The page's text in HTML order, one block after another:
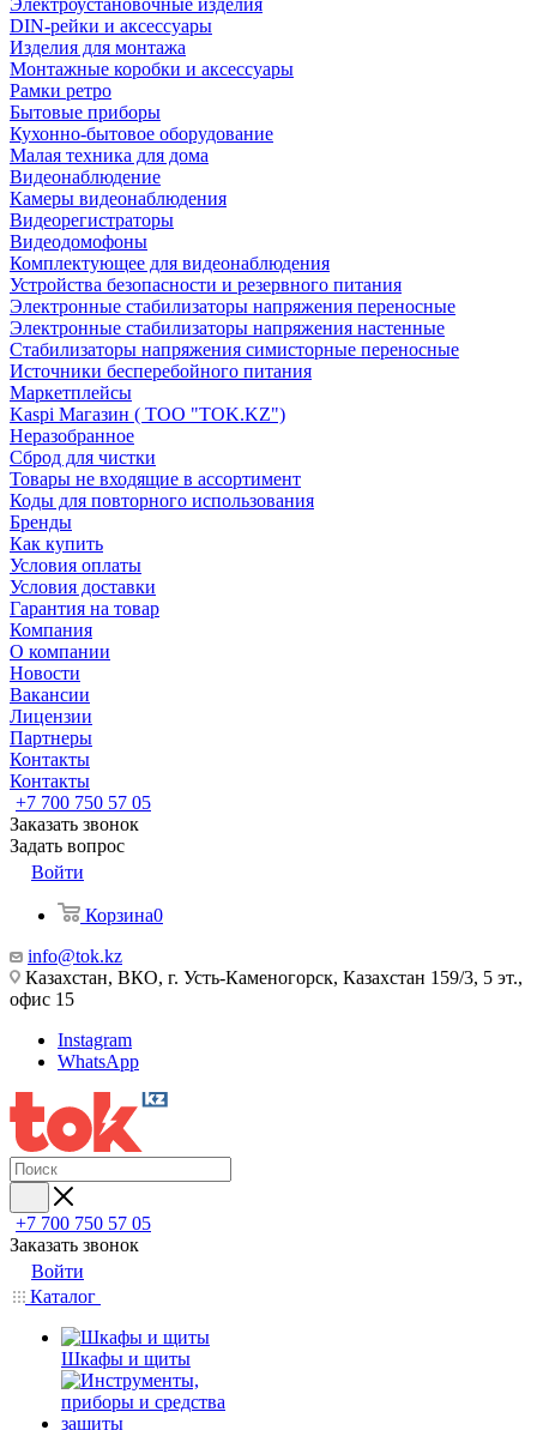
Электроустановочные изделия
DIN-рейки и аксессуары
Изделия для монтажа
Монтажные коробки и аксессуары
Рамки ретро
Бытовые приборы
Кухонно-бытовое оборудование
Малая техника для дома
Видеонаблюдение
Камеры видеонаблюдения
Видеорегистраторы
Видеодомофоны
Комплектующее для видеонаблюдения
Устройства безопасности и резервного питания
Электронные стабилизаторы напряжения переносные
Электронные стабилизаторы напряжения настенные
Стабилизаторы напряжения симисторные переносные
Источники бесперебойного питания
Маркетплейсы
Kaspi Магазин ( ТОО "TOK.KZ")
Неразобранное
Сброд для чистки
Товары не входящие в ассортимент
Коды для повторного использования
Бренды
Как купить
Условия оплаты
Условия доставки
Гарантия на товар
Компания
О компании
Новости
Вакансии
Лицензии
Партнеры
Контакты
Контакты
+7 700 750 57 05
Заказать звонок
Задать вопрос
Войти
Корзина0
info@tok.kz
Казахстан, ВКО, г. Усть-Каменогорск, Казахстан 159/3, 5 эт.,
офис 15
Instagram
WhatsApp
+7 700 750 57 05
Заказать звонок
Войти
Каталог
Шкафы и щиты